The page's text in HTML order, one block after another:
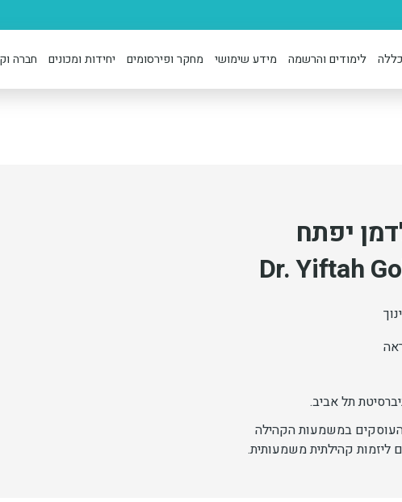
לימודים והרשמה מידע שימושי מחקר ופירסומים יחידות ומכונים חברה
יפתח
Dr. Yiftah
תל אביב.
העוסקים במשמעות הקהילה
ליזמות קהילתית משמעותית.